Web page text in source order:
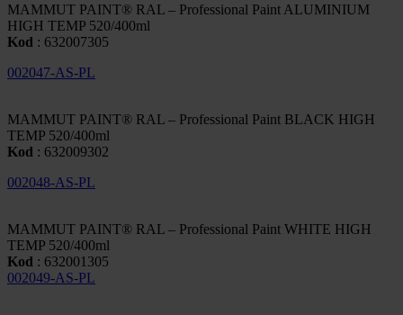
MAMMUT PAINT® RAL – Professional Paint ALUMINIUM
HIGH TEMP 520/400ml
Kod : 632007305
002047-AS-PL
MAMMUT PAINT® RAL – Professional Paint BLACK HIGH
TEMP 520/400ml
Kod : 632009302
002048-AS-PL
MAMMUT PAINT® RAL – Professional Paint WHITE HIGH
TEMP 520/400ml
Kod : 632001305
002049-AS-PL